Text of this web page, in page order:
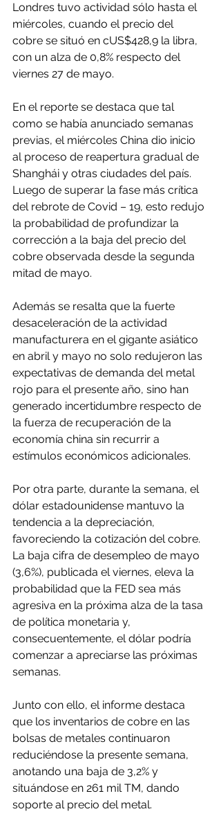
Londres tuvo actividad sólo hasta el
miércoles, cuando el precio del
cobre se situó en cUS$428,9 la libra,
con un alza de 0,8% respecto del
viernes 27 de mayo.
En el reporte se destaca que tal
como se había anunciado semanas
previas, el miércoles China dio inicio
al proceso de reapertura gradual de
Shanghái y otras ciudades del país.
Luego de superar la fase más crítica
del rebrote de Covid – 19, esto redujo
la probabilidad de profundizar la
corrección a la baja del precio del
cobre observada desde la segunda
mitad de mayo.
Además se resalta que la fuerte
desaceleración de la actividad
manufacturera en el gigante asiático
en abril y mayo no solo redujeron las
expectativas de demanda del metal
rojo para el presente año, sino han
generado incertidumbre respecto de
la fuerza de recuperación de la
economía china sin recurrir a
estímulos económicos adicionales.
Por otra parte, durante la semana, el
dólar estadounidense mantuvo la
tendencia a la depreciación,
favoreciendo la cotización del cobre.
La baja cifra de desempleo de mayo
(3,6%), publicada el viernes, eleva la
probabilidad que la FED sea más
agresiva en la próxima alza de la tasa
de política monetaria y,
consecuentemente, el dólar podría
comenzar a apreciarse las próximas
semanas.
Junto con ello, el informe destaca
que los inventarios de cobre en las
bolsas de metales continuaron
reduciéndose la presente semana,
anotando una baja de 3,2% y
situándose en 261 mil TM, dando
soporte al precio del metal.